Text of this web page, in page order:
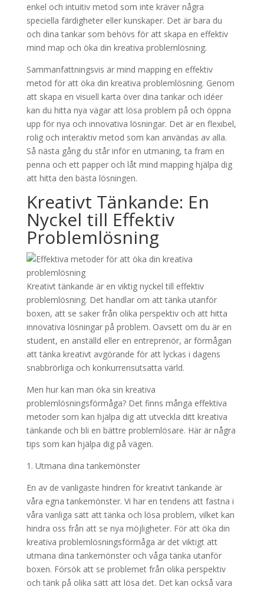
enkel och intuitiv metod som inte kräver några
speciella färdigheter eller kunskaper. Det är bara du
och dina tankar som behövs för att skapa en effektiv
mind map och öka din kreativa problemlösning.
Sammanfattningsvis är mind mapping en effektiv
metod för att öka din kreativa problemlösning. Genom
att skapa en visuell karta över dina tankar och idéer
kan du hitta nya vägar att lösa problem på och öppna
upp för nya och innovativa lösningar. Det är en flexibel,
rolig och interaktiv metod som kan användas av alla.
Så nästa gång du står inför en utmaning, ta fram en
penna och ett papper och låt mind mapping hjälpa dig
att hitta den bästa lösningen.
Kreativt Tänkande: En
Nyckel till Effektiv
Problemlösning
Kreativt tänkande är en viktig nyckel till effektiv
problemlösning. Det handlar om att tänka utanför
boxen, att se saker från olika perspektiv och att hitta
innovativa lösningar på problem. Oavsett om du är en
student, en anställd eller en entreprenör, är förmågan
att tänka kreativt avgörande för att lyckas i dagens
snabbrörliga och konkurrensutsatta värld.
Men hur kan man öka sin kreativa
problemlösningsförmåga? Det finns många effektiva
metoder som kan hjälpa dig att utveckla ditt kreativa
tänkande och bli en bättre problemlösare. Här är några
tips som kan hjälpa dig på vägen.
1. Utmana dina tankemönster
En av de vanligaste hindren för kreativt tänkande är
våra egna tankemönster. Vi har en tendens att fastna i
våra vanliga sätt att tänka och lösa problem, vilket kan
hindra oss från att se nya möjligheter. För att öka din
kreativa problemlösningsförmåga är det viktigt att
utmana dina tankemönster och våga tänka utanför
boxen. Försök att se problemet från olika perspektiv
och tänk på olika sätt att lösa det. Det kan också vara